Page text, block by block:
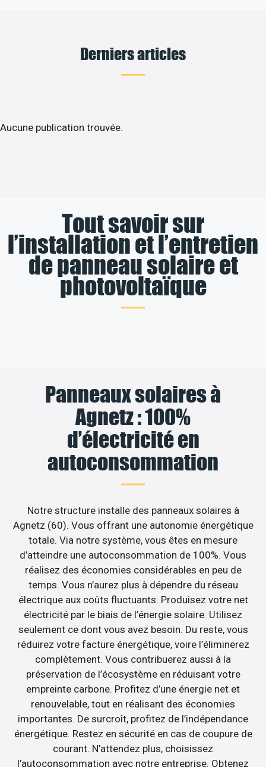
Derniers articles
Aucune publication trouvée.
Tout savoir sur
l’installation et l’entretien
de panneau solaire et
photovoltaïque
Panneaux solaires à
Agnetz : 100%
d’électricité en
autoconsommation
Notre structure installe des panneaux solaires à
Agnetz (60). Vous offrant une autonomie énergétique
totale. Via notre système, vous êtes en mesure
d’atteindre une autoconsommation de 100%. Vous
réalisez des économies considérables en peu de
temps. Vous n’aurez plus à dépendre du réseau
électrique aux coûts fluctuants. Produisez votre net
électricité par le biais de l’énergie solaire. Utilisez
seulement ce dont vous avez besoin. Du reste, vous
réduirez votre facture énergétique, voire l’éliminerez
complètement. Vous contribuerez aussi à la
préservation de l’écosystème en réduisant votre
empreinte carbone. Profitez d’une énergie net et
renouvelable, tout en réalisant des économies
importantes. De surcroît, profitez de l’indépendance
énergétique. Restez en sécurité en cas de coupure de
courant. N’attendez plus, choisissez
l’autoconsommation avec notre entreprise. Obtenez